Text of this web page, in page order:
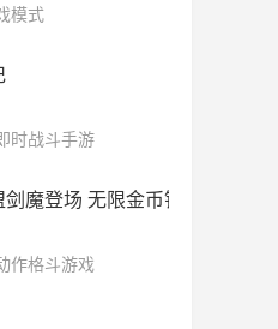
模式
时战斗手游
魔登场 无限金币钻石版
作格斗游戏